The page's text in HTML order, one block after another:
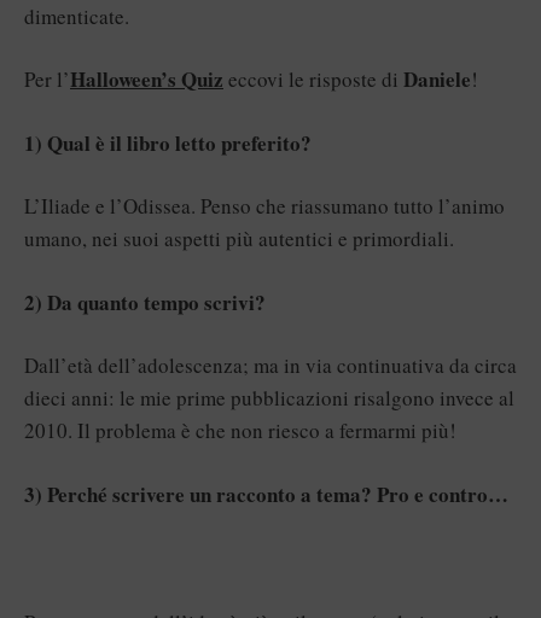
dimenticate.
Per l’Halloween’s Quiz eccovi le risposte di Daniele!
1) Qual è il libro letto preferito?
L’Iliade e l’Odissea. Penso che riassumano tutto l’animo
umano, nei suoi aspetti più autentici e primordiali.
2) Da quanto tempo scrivi?
Dall’età dell’adolescenza; ma in via continuativa da circa
dieci anni: le mie prime pubblicazioni risalgono invece al
2010. Il problema è che non riesco a fermarmi più!
3) Perché scrivere un racconto a tema? Pro e contro…